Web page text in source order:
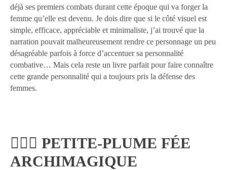
déjà ses premiers combats durant cette époque qui va forger la
femme qu’elle est devenu. Je dois dire que si le côté visuel est
simple, efficace, appréciable et minimaliste, j’ai trouvé que la
narration pouvait malheureusement rendre ce personnage un peu
désagréable parfois à force d’accentuer sa personnalité
combative… Mais cela reste un livre parfait pour faire connaître
cette grande personnalité qui a toujours pris la défense des
femmes.
🧚🏻‍♀️ PETITE-PLUME FÉE
ARCHIMAGIQUE